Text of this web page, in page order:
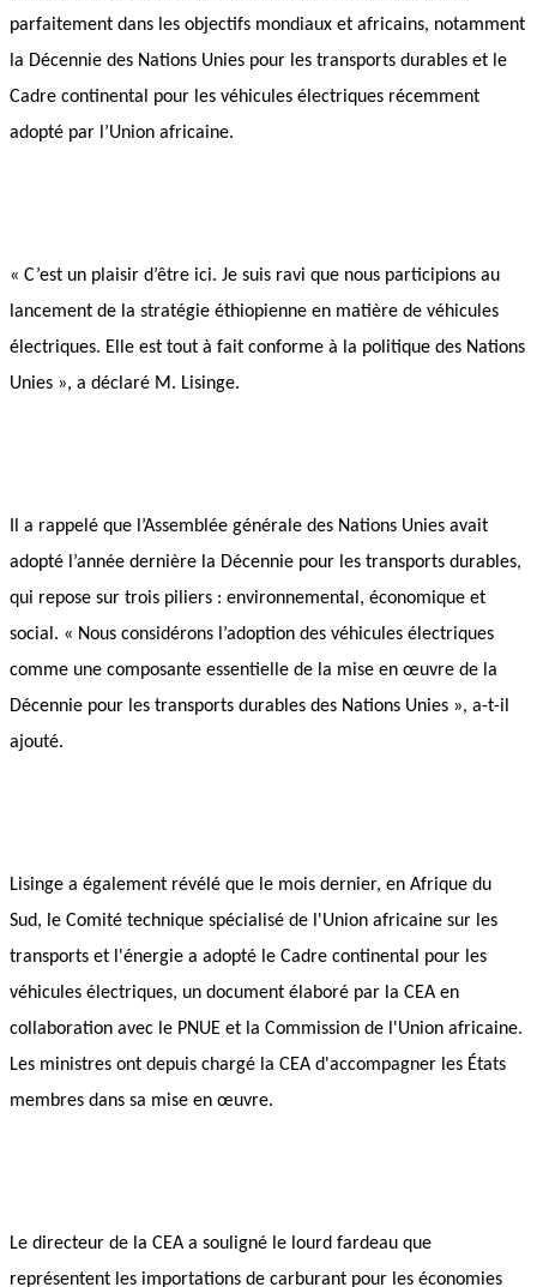
parfaitement dans les objectifs mondiaux et africains, notamment
la Décennie des Nations Unies pour les transports durables et le
Cadre continental pour les véhicules électriques récemment
adopté par l’Union africaine.
« C’est un plaisir d’être ici. Je suis ravi que nous participions au
lancement de la stratégie éthiopienne en matière de véhicules
électriques. Elle est tout à fait conforme à la politique des Nations
Unies », a déclaré M. Lisinge.
Il a rappelé que l’Assemblée générale des Nations Unies avait
adopté l’année dernière la Décennie pour les transports durables,
qui repose sur trois piliers : environnemental, économique et
social. « Nous considérons l’adoption des véhicules électriques
comme une composante essentielle de la mise en œuvre de la
Décennie pour les transports durables des Nations Unies », a-t-il
ajouté.
Lisinge a également révélé que le mois dernier, en Afrique du
Sud, le Comité technique spécialisé de l'Union africaine sur les
transports et l'énergie a adopté le Cadre continental pour les
véhicules électriques, un document élaboré par la CEA en
collaboration avec le PNUE et la Commission de l'Union africaine.
Les ministres ont depuis chargé la CEA d'accompagner les États
membres dans sa mise en œuvre.
Le directeur de la CEA a souligné le lourd fardeau que
représentent les importations de carburant pour les économies